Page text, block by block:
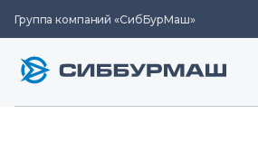
Группа компаний «СибБурМаш»